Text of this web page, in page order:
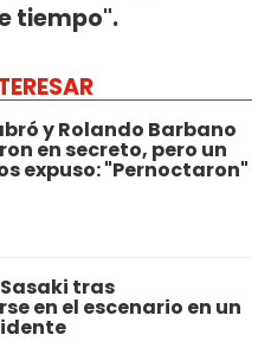
tiempo".
y Rolando Barbano
en secreto, pero un
expuso: "Pernoctaron"
tras
en el escenario en un